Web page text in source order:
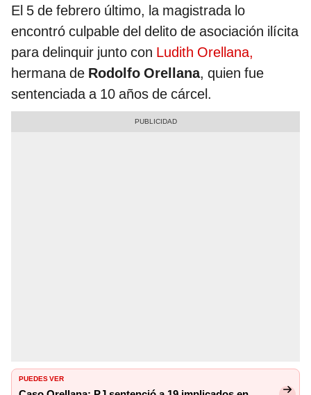
El 5 de febrero último, la magistrada lo
encontró culpable del delito de asociación ilícita
para delinquir junto con Ludith Orellana,
hermana de Rodolfo Orellana, quien fue
sentenciada a 10 años de cárcel.
PUEDES VER